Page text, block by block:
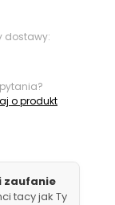
dostawy:
o produkt
zaufanie
tacy jak Ty